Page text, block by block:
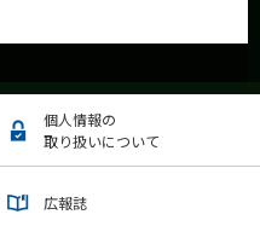
個人情報の
取り扱いについて
広報誌